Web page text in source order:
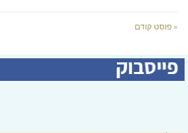
« פוסט קודם